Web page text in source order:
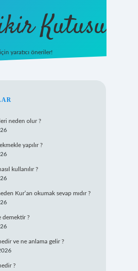
Kutusu
yaratıcı öneriler!
neden olur ?
yapılır ?
kullanılır ?
Kur’an okumak sevap mıdır ?
demektir ?
ve ne anlama gelir ?
?